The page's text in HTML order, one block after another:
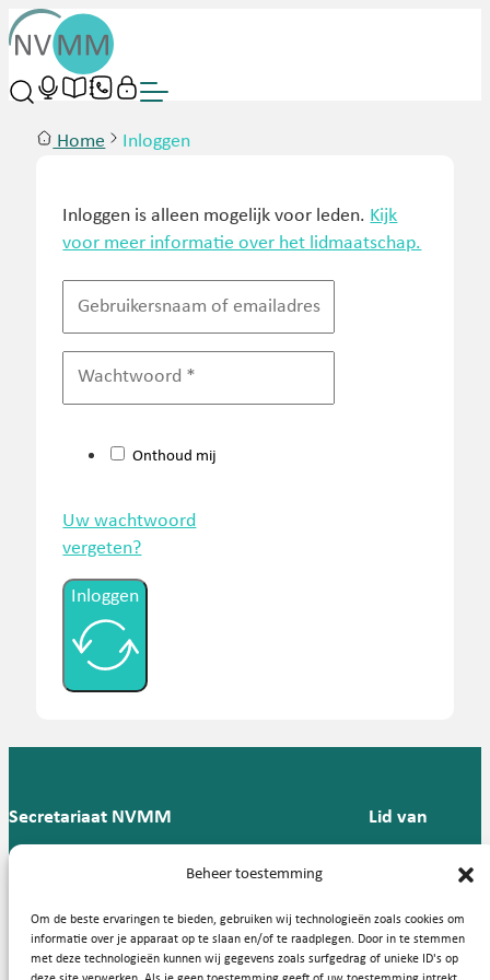
Beheer toestemming
Om de beste ervaringen te bieden, gebruiken wij technologieën zoals cookies om
informatie over je apparaat op te slaan en/of te raadplegen. Door in te stemmen
met deze technologieën kunnen wij gegevens zoals surfgedrag of unieke ID's op
Home Inloggen
Inloggen is alleen mogelijk voor leden. Kijk
voor meer informatie over het lidmaatschap.
Onthoud mij
Uw wachtwoord
vergeten?
Inloggen
Secretariaat NVMM
Groningen
T: 088 -
57
Lid van